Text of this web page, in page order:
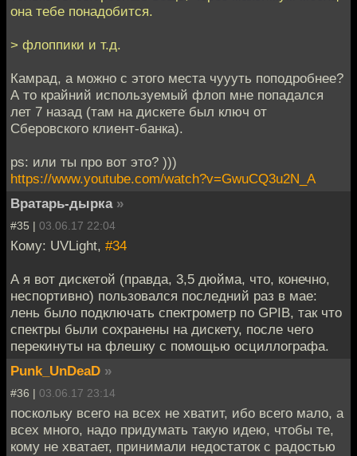
она тебе понадобится.
> флоппики и т.д.
Камрад, а можно с этого места чуууть поподробнее?
А то крайний используемый флоп мне попадался
лет 7 назад (там на дискете был ключ от
Сберовского клиент-банка).
ps: или ты про вот это? )))
https://www.youtube.com/watch?v=GwuCQ3u2N_A
Вратарь-дырка »
#35 | 03.06.17 22:04
Кому: UVLight, #34
А я вот дискетой (правда, 3,5 дюйма, что, конечно,
неспортивно) пользовался последний раз в мае:
лень было подключать спектрометр по GPIB, так что
спектры были сохранены на дискету, после чего
перекинуты на флешку с помощью осциллографа.
Punk_UnDeaD »
#36 | 03.06.17 23:14
поскольку всего на всех не хватит, ибо всего мало, а
всех много, надо придумать такую идею, чтобы те,
кому не хватает, принимали недостаток с радостью